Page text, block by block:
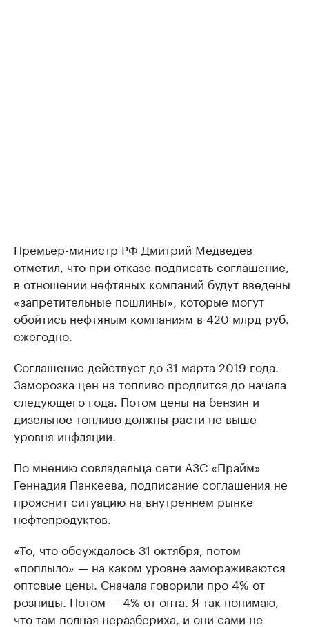
Премьер-министр РФ Дмитрий Медведев
отметил, что при отказе подписать соглашение,
в отношении нефтяных компаний будут введены
«запретительные пошлины», которые могут
обойтись нефтяным компаниям в 420 млрд руб.
ежегодно.
Соглашение действует до 31 марта 2019 года.
Заморозка цен на топливо продлится до начала
следующего года. Потом цены на бензин и
дизельное топливо должны расти не выше
уровня инфляции.
По мнению совладельца сети АЗС «Прайм»
Геннадия Панкеева, подписание соглашения не
прояснит ситуацию на внутреннем рынке
нефтепродуктов.
«То, что обсуждалось 31 октября, потом
«поплыло» — на каком уровне замораживаются
оптовые цены. Сначала говорили про 4% от
розницы. Потом — 4% от опта. Я так понимаю,
что там полная неразбериха, и они сами не